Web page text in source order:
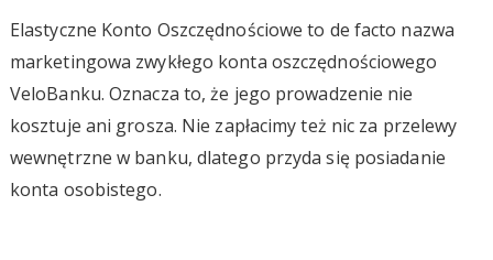
Elastyczne Konto Oszczędnościowe to de facto nazwa
marketingowa zwykłego konta oszczędnościowego
VeloBanku. Oznacza to, że jego prowadzenie nie
kosztuje ani grosza. Nie zapłacimy też nic za przelewy
wewnętrzne w banku, dlatego przyda się posiadanie
konta osobistego.